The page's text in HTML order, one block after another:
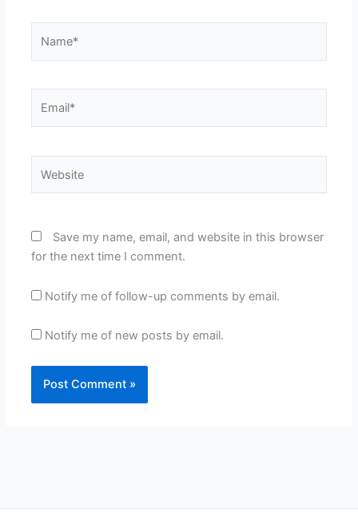
Save my name, email, and website in this browser
for the next time I comment.
Notify me of follow-up comments by email.
Notify me of new posts by email.